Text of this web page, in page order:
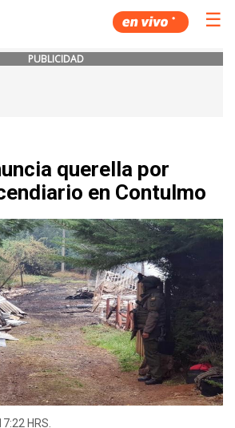
☰
PUBLICIDAD
querella por
en Contulmo
HRS.